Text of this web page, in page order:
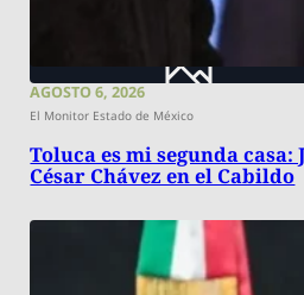
AGOSTO 6, 2026
El Monitor Estado de México
Toluca es mi segunda casa:
César Chávez en el Cabildo